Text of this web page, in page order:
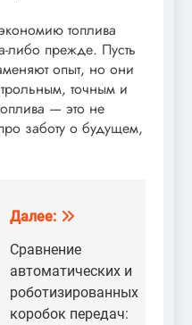
топлива
либо прежде. Пусть
опыт, но они
точным и
— это не
заботу о будущем,
Далее:
Сравнение
автоматических и
роботизированных
коробок передач: